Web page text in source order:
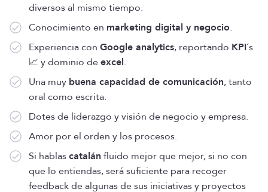
diversos al mismo tiempo.
Conocimiento en marketing digital y negocio.
Experiencia con Google analytics, reportando KPI´s
📈 y dominio deexcel.
Una muy buena capacidad de comunicación, tanto
oral como escrita.
Dotes de liderazgo y visión de negocio y empresa.
Amor por el orden y los procesos.
Si hablascatalán fluido mejor que mejor, si no con
que lo entiendas, será suficiente para recoger
feedback de algunas de sus iniciativas y proyectos